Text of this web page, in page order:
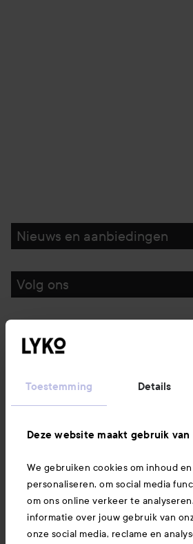
Toestemming Details
Deze website maakt gebruik van
We gebruiken cookies om inhoud
personaliseren, om social media
om ons online verkeer te
informatie over jouw gebruik van
onze social media, reclame en
Nieuws en aanbiedingen
Volg ons
Informatie
Ook interessant
Download hier onze